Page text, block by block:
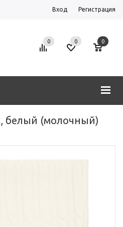
Вход Регистрация
0 0 0
белый (молочный)